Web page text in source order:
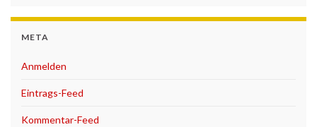
META
Anmelden
Eintrags-Feed
Kommentar-Feed